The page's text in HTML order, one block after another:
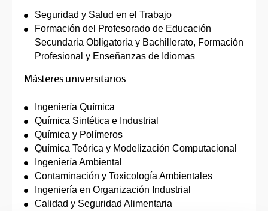
Seguridad y Salud en el Trabajo
Formación del Profesorado de Educación
Secundaria Obligatoria y Bachillerato, Formación
Profesional y Enseñanzas de Idiomas
Másteres universitarios
Ingeniería Química
Química Sintética e Industrial
Química y Polímeros
Química Teórica y Modelización Computacional
Ingeniería Ambiental
Contaminación y Toxicología Ambientales
Ingeniería en Organización Industrial
Calidad y Seguridad Alimentaria